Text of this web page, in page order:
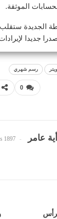
الموثقة.
الجديدة ستقلب
جديدا
رسم شهري
0
أية عامر 1897 Posts